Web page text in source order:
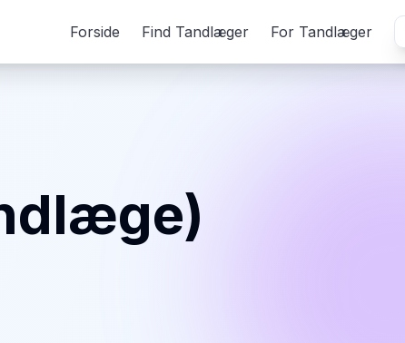
Forside Find Tandlæger For Tandlæger